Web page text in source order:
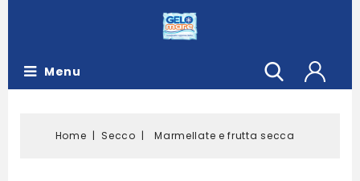
Menu
Home Secco Marmellate e frutta secca